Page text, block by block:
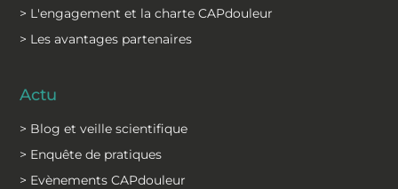
> L'engagement et la charte CAPdouleur
> Les avantages partenaires
Actu
> Blog et veille scientifique
> Enquête de pratiques
> Evènements CAPdouleur